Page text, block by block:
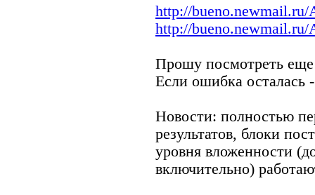
http://bueno.newmail.ru/
http://bueno.newmail.ru/
Прошу посмотреть еще
Если ошибка осталась
Новости: полностью
результатов, блоки
уровня вложенности
включительно)